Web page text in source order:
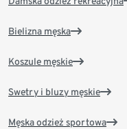
Bielizna męska
Koszule męskie
Swetry i bluzy męskie
Męska odzież sportowa